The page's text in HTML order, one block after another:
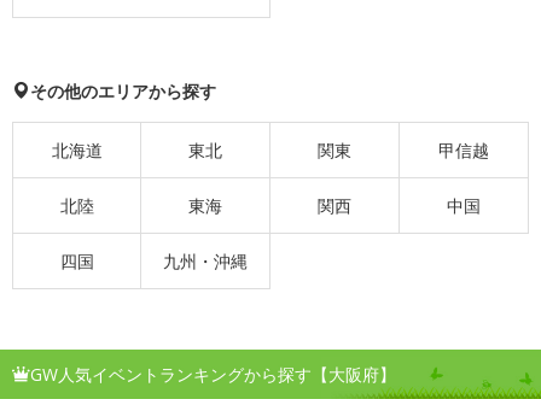
その他のエリアから探す
北海道 東北 関東 甲信越
北陸 東海 関西 中国
四国 九州・沖縄
GW人気イベントランキングから探す【大阪府】